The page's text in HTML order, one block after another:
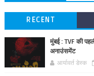
RECENT
मुंबई : TVF की
अनाउंसमेंट
आर्यावर्त डेस्क